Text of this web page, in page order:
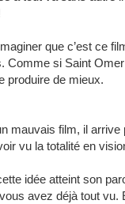
que c’est ce
Comme si Saint
produire de mieux.
mauvais film, il arrive
vu la totalité en
idée atteint son
avez déjà tout vu.